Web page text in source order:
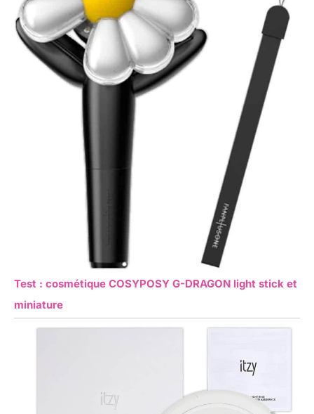
Test : cosmétique COSYPOSY G-DRAGON light stick et
miniature